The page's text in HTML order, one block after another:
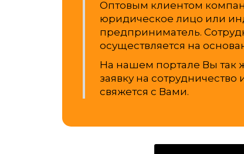
Оптовым клиентом
юридическое лицо или
предприниматель.
осуществляется на
На нашем портале Вы так
заявку на
свяжется с Вами.